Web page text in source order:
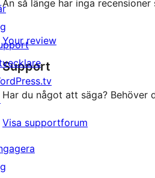
Än så länge har inga recensioner
Your review
Support
Har du något att säga? Behöver
Visa supportforum